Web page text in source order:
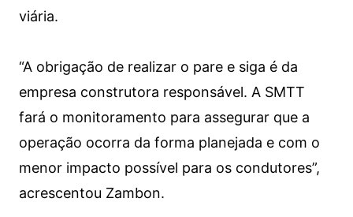
viária.
“A obrigação de realizar o pare e siga é da
empresa construtora responsável. A SMTT
fará o monitoramento para assegurar que a
operação ocorra da forma planejada e com o
menor impacto possível para os condutores”,
acrescentou Zambon.